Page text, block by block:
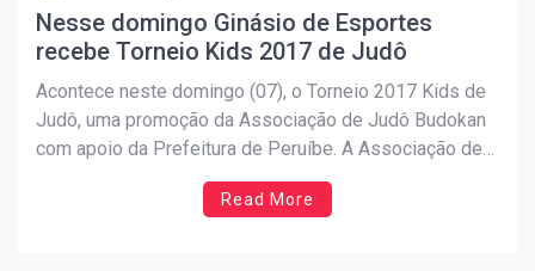
Nesse domingo Ginásio de Esportes
recebe Torneio Kids 2017 de Judô
Acontece neste domingo (07), o Torneio 2017 Kids de
Judô, uma promoção da Associação de Judô Budokan
com apoio da Prefeitura de Peruíbe. A Associação de
Judô Budokan é uma das mais antigas entidades
esportivas de Peruíbe, e formou grandes atletas, como
Read More